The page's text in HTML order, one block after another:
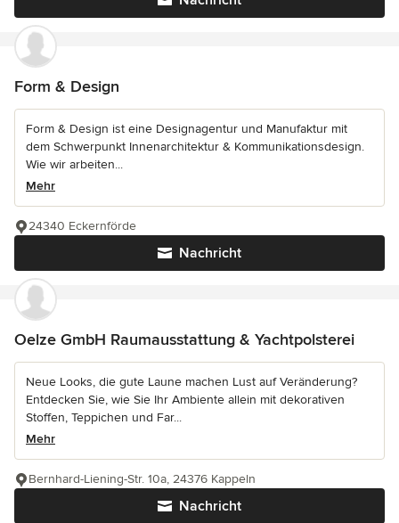
Form & Design
Form & Design ist eine Designagentur und Manufaktur mit
dem Schwerpunkt Innenarchitektur & Kommunikationsdesign.
Wie wir arbeiten...
Mehr
Nachricht
24340 Eckernförde
Oelze GmbH Raumausstattung & Yachtpolsterei
Neue Looks, die gute Laune machen Lust auf Veränderung?
Entdecken Sie, wie Sie Ihr Ambiente allein mit dekorativen
Stoffen, Teppichen und Far...
Mehr
Nachricht
Bernhard-Liening-Str. 10a, 24376 Kappeln